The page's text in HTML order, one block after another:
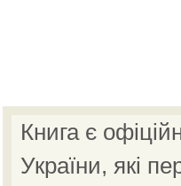
Книга є
України, які